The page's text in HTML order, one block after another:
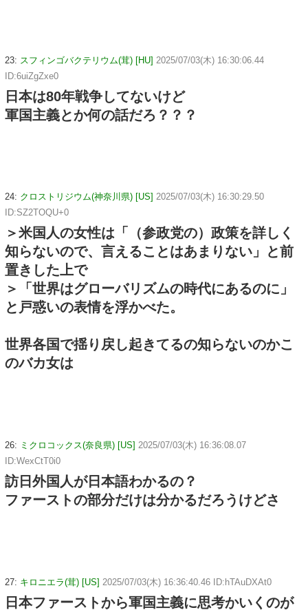
23: スフィンゴバクテリウム(茸) [HU] 2025/07/03(木) 16:30:06.44
ID:6uiZgZxe0
日本は80年戦争してないけど
軍国主義とか何の話だろ？？？
24: クロストリジウム(神奈川県) [US] 2025/07/03(木) 16:30:29.50
ID:SZ2TOQU+0
＞米国人の女性は「（参政党の）政策を詳しく
知らないので、言えることはあまりない」と前
置きした上で
＞「世界はグローバリズムの時代にあるのに」
と戸惑いの表情を浮かべた。
世界各国で揺り戻し起きてるの知らないのかこ
のバカ女は
26: ミクロコックス(奈良県) [US] 2025/07/03(木) 16:36:08.07
ID:WexCtT0i0
訪日外国人が日本語わかるの？
ファーストの部分だけは分かるだろうけどさ
27: キロニエラ(茸) [US] 2025/07/03(木) 16:36:40.46 ID:hTAuDXAt0
日本ファーストから軍国主義に思考かいくのが